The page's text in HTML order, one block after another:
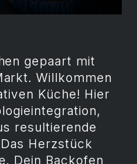
gepaart mit
Willkommen
Küche! Hier
resultierende
Herzstück
Dein Backofen